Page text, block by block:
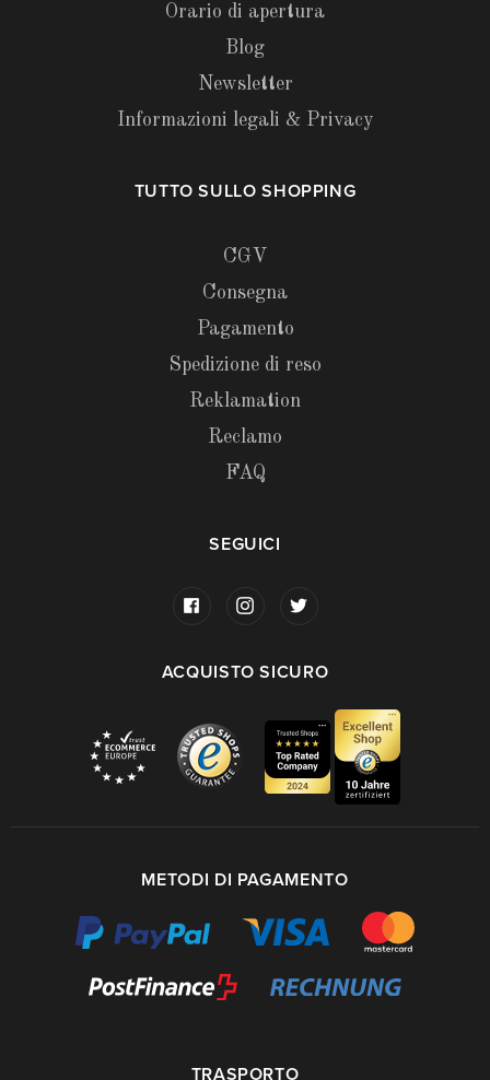
Orario di apertura
Blog
Newsletter
Informazioni legali & Privacy
TUTTO SULLO SHOPPING
CGV
Consegna
Pagamento
Spedizione di reso
Reklamation
Reclamo
FAQ
SEGUICI
ACQUISTO SICURO
METODI DI PAGAMENTO
TRASPORTO